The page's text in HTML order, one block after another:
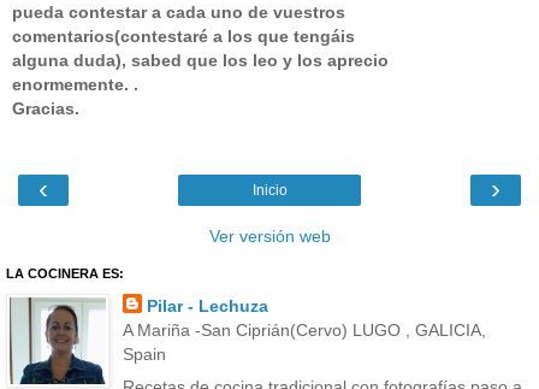
pueda contestar a cada uno de vuestros
comentarios(contestaré a los que tengáis
alguna duda), sabed que los leo y los aprecio
enormemente. .
Gracias.
‹ ›
Inicio
Ver versión web
LA COCINERA ES:
Pilar - Lechuza
A Mariña -San Ciprián(Cervo) LUGO , GALICIA,
Spain